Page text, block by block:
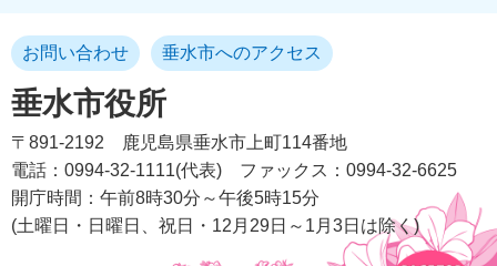
垂水市役所
お問い合わせ 垂水市へのアクセス
〒891-2192
鹿児島県垂水市上町114番地
電話：0994-32-1111(代表)
ファックス：0994-32-6625
開庁時間：午前8時30分～午後5時15分
(土曜日・日曜日、祝日・12月29日～1月3日は除く)